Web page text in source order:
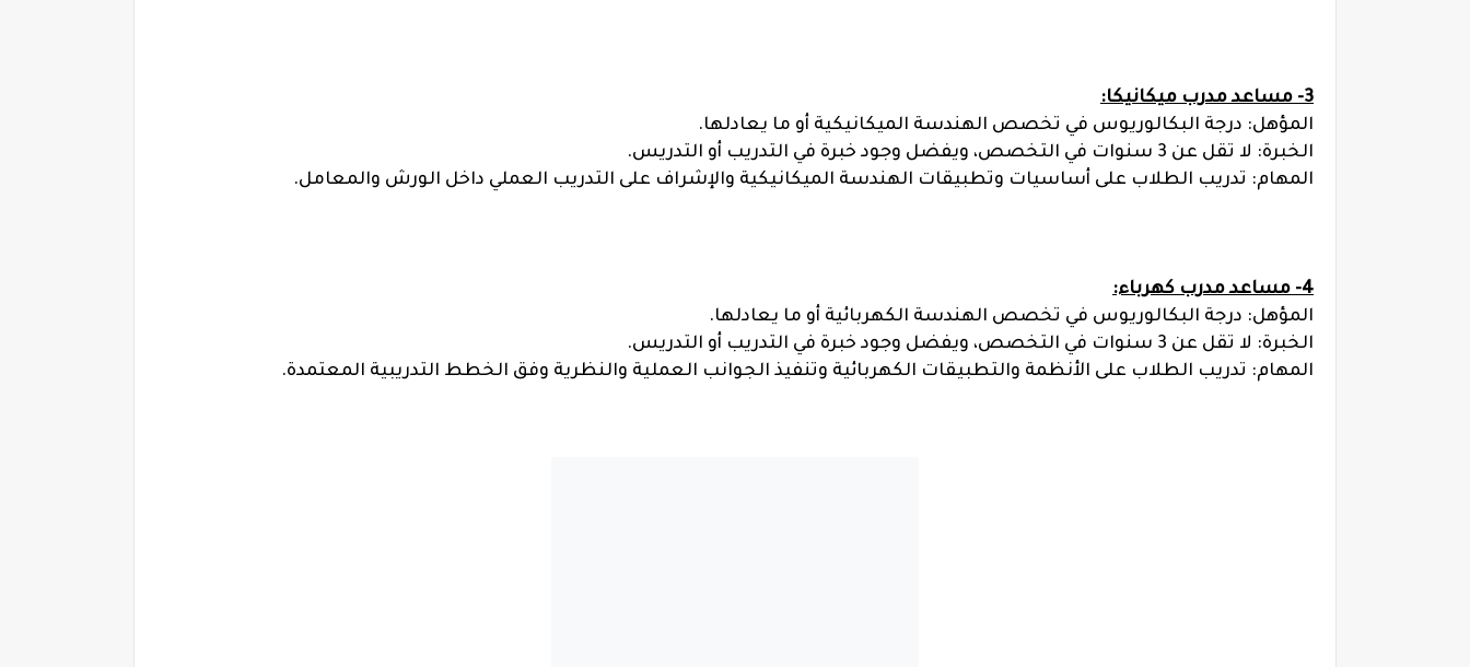
3- مساعد مدرب ميكانيكا:
المؤهل: درجة البكالوريوس في تخصص الهندسة الميكانيكية أو ما يعادلها.
الخبرة: لا تقل عن 3 سنوات في التخصص، ويفضل وجود خبرة في التدريب أو التدريس.
المهام: تدريب الطلاب على أساسيات وتطبيقات الهندسة الميكانيكية والإشراف على التدريب العملي داخل الورش والمعامل.
4- مساعد مدرب كهرباء:
المؤهل: درجة البكالوريوس في تخصص الهندسة الكهربائية أو ما يعادلها.
الخبرة: لا تقل عن 3 سنوات في التخصص، ويفضل وجود خبرة في التدريب أو التدريس.
المهام: تدريب الطلاب على الأنظمة والتطبيقات الكهربائية وتنفيذ الجوانب العملية والنظرية وفق الخطط التدريبية المعتمدة.